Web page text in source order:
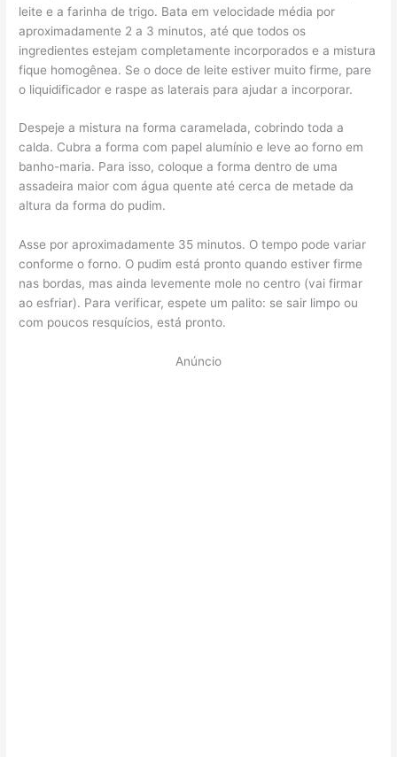
leite e a farinha de trigo. Bata em velocidade média por
aproximadamente 2 a 3 minutos, até que todos os
ingredientes estejam completamente incorporados e a mistura
fique homogênea. Se o doce de leite estiver muito firme, pare
o liquidificador e raspe as laterais para ajudar a incorporar.
Despeje a mistura na forma caramelada, cobrindo toda a
calda. Cubra a forma com papel alumínio e leve ao forno em
banho-maria. Para isso, coloque a forma dentro de uma
assadeira maior com água quente até cerca de metade da
altura da forma do pudim.
Asse por aproximadamente 35 minutos. O tempo pode variar
conforme o forno. O pudim está pronto quando estiver firme
nas bordas, mas ainda levemente mole no centro (vai firmar
ao esfriar). Para verificar, espete um palito: se sair limpo ou
com poucos resquícios, está pronto.
Anúncio